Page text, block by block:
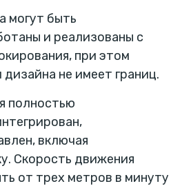
могут быть
и реализованы с
при этом
не имеет границ.
полностью
включая
Скорость движения
от трех метров в минуту